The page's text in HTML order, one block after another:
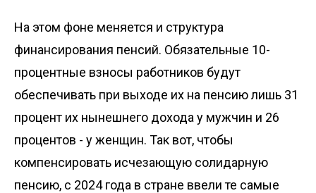
На этом фоне меняется и структура
финансирования пенсий. Обязательные 10-
процентные взносы работников будут
обеспечивать при выходе их на пенсию лишь 31
процент их нынешнего дохода у мужчин и 26
процентов - у женщин. Так вот, чтобы
компенсировать исчезающую солидарную
пенсию, с 2024 года в стране ввели те самые